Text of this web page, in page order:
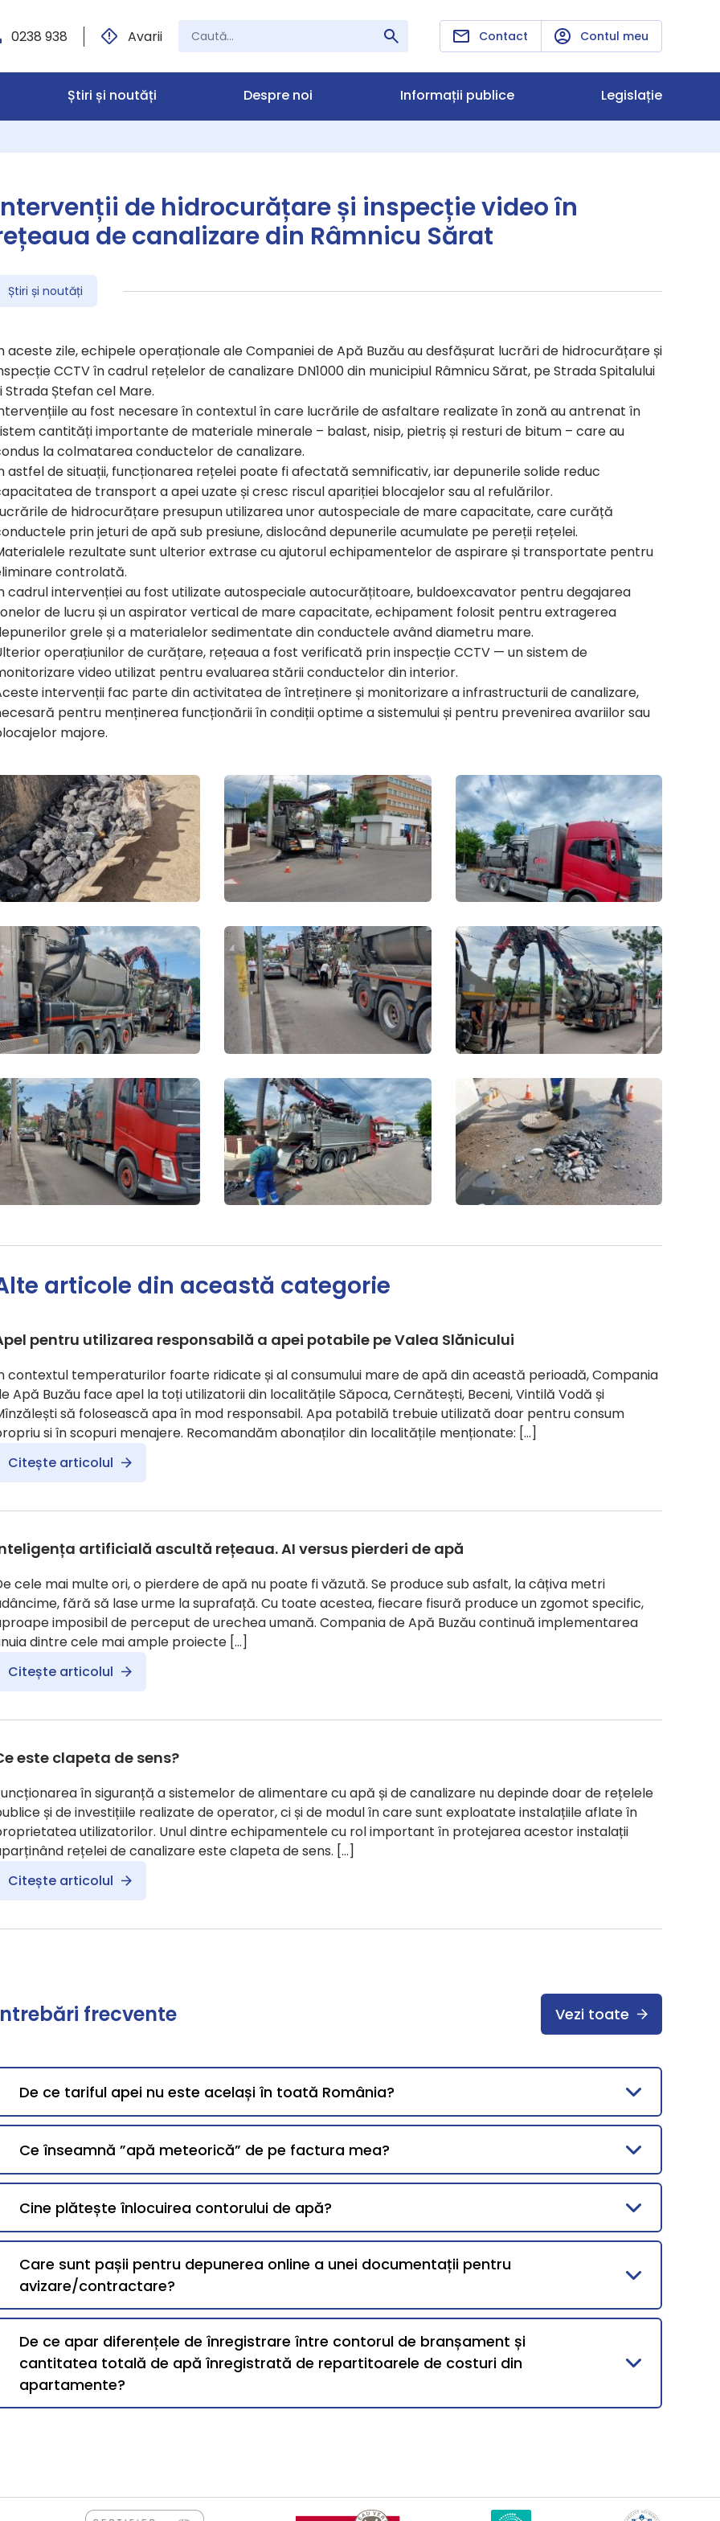
0238 938 Avarii Contact Contul meu
Știri și noutăți Despre noi Informații publice Legislație
de hidrocurățare și inspecție video în
de canalizare din Râmnicu Sărat
Știri și noutăți
aceste zile, echipele operaționale ale Companiei de Apă Buzău au desfășurat lucrări de hidrocurățare și
CCTV în cadrul rețelelor de canalizare DN1000 din municipiul Râmnicu Sărat, pe Strada Spitalului
Strada Ștefan cel Mare.
au fost necesare în contextul în care lucrările de asfaltare realizate în zonă au antrenat în
cantități importante de materiale minerale – balast, nisip, pietriș și resturi de bitum – care au
la colmatarea conductelor de canalizare.
astfel de situații, funcționarea rețelei poate fi afectată semnificativ, iar depunerile solide reduc
de transport a apei uzate și cresc riscul apariției blocajelor sau al refulărilor.
de hidrocurățare presupun utilizarea unor autospeciale de mare capacitate, care curăță
prin jeturi de apă sub presiune, dislocând depunerile acumulate pe pereții rețelei.
rezultate sunt ulterior extrase cu ajutorul echipamentelor de aspirare și transportate pentru
controlată.
cadrul intervenției au fost utilizate autospeciale autocurățitoare, buldoexcavator pentru degajarea
de lucru și un aspirator vertical de mare capacitate, echipament folosit pentru extragerea
grele și a materialelor sedimentate din conductele având diametru mare.
operațiunilor de curățare, rețeaua a fost verificată prin inspecție CCTV — un sistem de
video utilizat pentru evaluarea stării conductelor din interior.
intervenții fac parte din activitatea de întreținere și monitorizare a infrastructurii de canalizare,
pentru menținerea funcționării în condiții optime a sistemului și pentru prevenirea avariilor sau
majore.
articole din această categorie
pentru utilizarea responsabilă a apei potabile pe Valea Slănicului
contextul temperaturilor foarte ridicate și al consumului mare de apă din această perioadă, Compania
Apă Buzău face apel la toți utilizatorii din localitățile Săpoca, Cernătești, Beceni, Vintilă Vodă și
să folosească apa în mod responsabil. Apa potabilă trebuie utilizată doar pentru consum
si în scopuri menajere. Recomandăm abonaților din localitățile menționate: […]
Citește articolul
artificială ascultă rețeaua. AI versus pierderi de apă
cele mai multe ori, o pierdere de apă nu poate fi văzută. Se produce sub asfalt, la câțiva metri
fără să lase urme la suprafață. Cu toate acestea, fiecare fisură produce un zgomot specific,
imposibil de perceput de urechea umană. Compania de Apă Buzău continuă implementarea
dintre cele mai ample proiecte […]
Citește articolul
este clapeta de sens?
în siguranță a sistemelor de alimentare cu apă și de canalizare nu depinde doar de rețelele
și de investițiile realizate de operator, ci și de modul în care sunt exploatate instalațiile aflate în
utilizatorilor. Unul dintre echipamentele cu rol important în protejarea acestor instalații
rețelei de canalizare este clapeta de sens. […]
Citește articolul
frecvente Vezi toate
De ce tariful apei nu este același în toată România?
Ce înseamnă ”apă meteorică” de pe factura mea?
Cine plătește înlocuirea contorului de apă?
Care sunt pașii pentru depunerea online a unei documentații pentru
avizare/contractare?
De ce apar diferențele de înregistrare între contorul de branșament și
cantitatea totală de apă înregistrată de repartitoarele de costuri din
apartamente?